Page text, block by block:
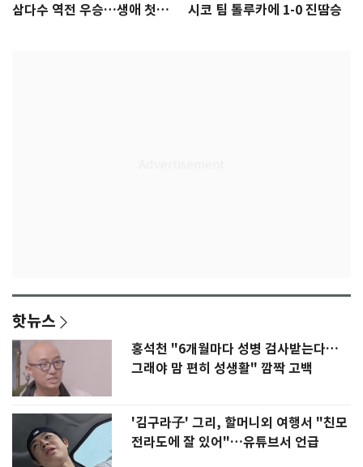
삼다수 역전 우승…생애 첫승
시코 팀 톨루카에 1-0 진땀승
핫뉴스
홍석천 "6개월마다 성병 검사받는다…
그래야 맘 편히 성생활" 깜짝 고백
'김구라子' 그리, 할머니외 여행서 "친모
전라도에 잘 있어"…유튜브서 언급